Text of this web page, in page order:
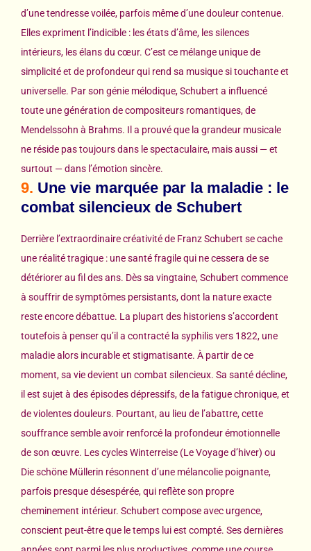
d’une tendresse voilée, parfois même d’une douleur contenue.
Elles expriment l’indicible : les états d’âme, les silences
intérieurs, les élans du cœur. C’est ce mélange unique de
simplicité et de profondeur qui rend sa musique si touchante et
universelle. Par son génie mélodique, Schubert a influencé
toute une génération de compositeurs romantiques, de
Mendelssohn à Brahms. Il a prouvé que la grandeur musicale
ne réside pas toujours dans le spectaculaire, mais aussi — et
surtout — dans l’émotion sincère.
9. Une vie marquée par la maladie : le
combat silencieux de Schubert
Derrière l’extraordinaire créativité de Franz Schubert se cache
une réalité tragique : une santé fragile qui ne cessera de se
détériorer au fil des ans. Dès sa vingtaine, Schubert commence
à souffrir de symptômes persistants, dont la nature exacte
reste encore débattue. La plupart des historiens s’accordent
toutefois à penser qu’il a contracté la syphilis vers 1822, une
maladie alors incurable et stigmatisante. À partir de ce
moment, sa vie devient un combat silencieux. Sa santé décline,
il est sujet à des épisodes dépressifs, de la fatigue chronique, et
de violentes douleurs. Pourtant, au lieu de l’abattre, cette
souffrance semble avoir renforcé la profondeur émotionnelle
de son œuvre. Les cycles Winterreise (Le Voyage d’hiver) ou
Die schöne Müllerin résonnent d’une mélancolie poignante,
parfois presque désespérée, qui reflète son propre
cheminement intérieur. Schubert compose avec urgence,
conscient peut-être que le temps lui est compté. Ses dernières